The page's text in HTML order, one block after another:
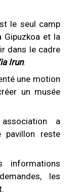
le seul camp
Gipuzkoa et la
dans le cadre
Irun.
une motion
un musée
a
reste
les